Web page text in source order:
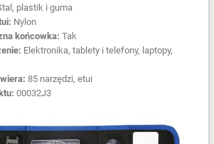
plastik i guma
Nylon
końcowka: Tak
Elektronika, tablety i telefony, laptopy,
85 narzędzi, etui
00032J3